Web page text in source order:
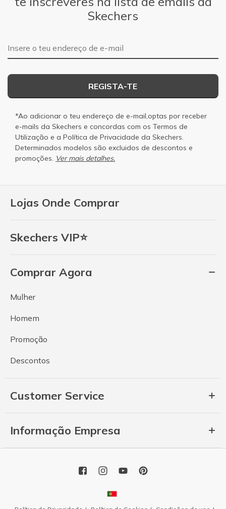
Lojas Onde Comprar
Skechers VIP⭐
Comprar Agora
Mulher
Homem
Promoção
Descontos
Customer Service
Informação Empresa
Skechers
Endereço de e-mail
REGISTA-TE
*Ao adicionar o teu endereço de e-mail,optas por receber
e-mails da Skechers e concordas com os Termos de
Utilização e a Política de Privacidade da Skechers.
Determinados modelos são excluidos de descontos e
promoções. Ver mais detalhes.